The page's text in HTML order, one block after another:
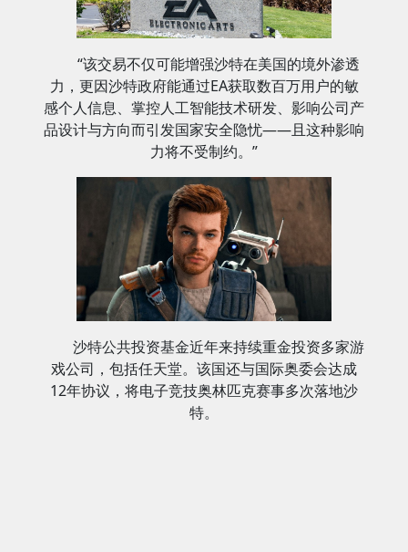
“该交易不仅可能增强沙特在美国的境外渗透
力，更因沙特政府能通过EA获取数百万用户的敏
感个人信息、掌控人工智能技术研发、影响公司产
品设计与方向而引发国家安全隐忧——且这种影响
力将不受制约。”
沙特公共投资基金近年来持续重金投资多家游
戏公司，包括任天堂。该国还与国际奥委会达成
12年协议，将电子竞技奥林匹克赛事多次落地沙
特。